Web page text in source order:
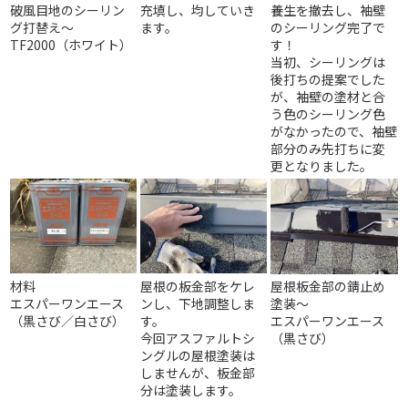
破風目地のシーリン
グ打替え～
TF2000（ホワイト）
充填し、均していき
ます。
養生を撤去し、袖壁
のシーリング完了で
す！
当初、シーリングは
後打ちの提案でした
が、袖壁の塗材と合
う色のシーリング色
がなかったので、袖壁
部分のみ先打ちに変
更となりました。
材料
エスパーワンエース
（黒さび／白さび）
屋根の板金部をケレ
ンし、下地調整しま
す。
今回アスファルトシ
ングルの屋根塗装は
しませんが、板金部
分は塗装します。
屋根板金部の錆止め
塗装～
エスパーワンエース
（黒さび）